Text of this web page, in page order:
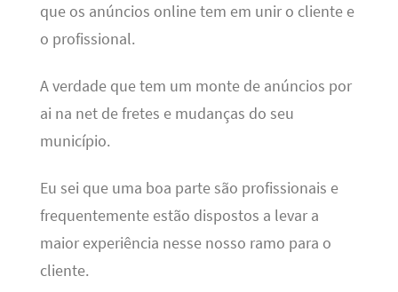
que os anúncios online tem em unir o cliente e
o profissional.
A verdade que tem um monte de anúncios por
ai na net de fretes e mudanças do seu
município.
Eu sei que uma boa parte são profissionais e
frequentemente estão dispostos a levar a
maior experiência nesse nosso ramo para o
cliente.